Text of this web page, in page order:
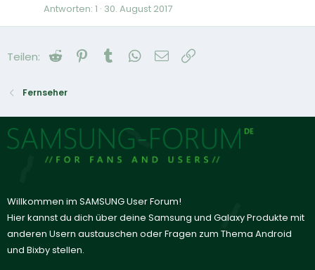
Antworten 1 30. August 2017
Teilen: Reddit Pinterest
Tumblr WhatsApp
E-Mail
Fernseher
Willkommen im SAMSUNG User Forum!
Hier kannst du dich über deine Samsung und Galaxy Produkte mit
anderen Usern austauschen oder Fragen zum Thema Android
und Bixby stellen.